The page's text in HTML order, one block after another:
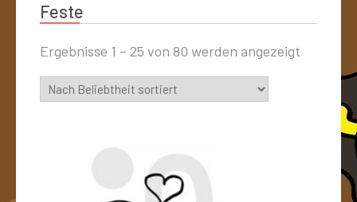
Feste
Ergebnisse 1 – 25 von 80 werden angezeigt